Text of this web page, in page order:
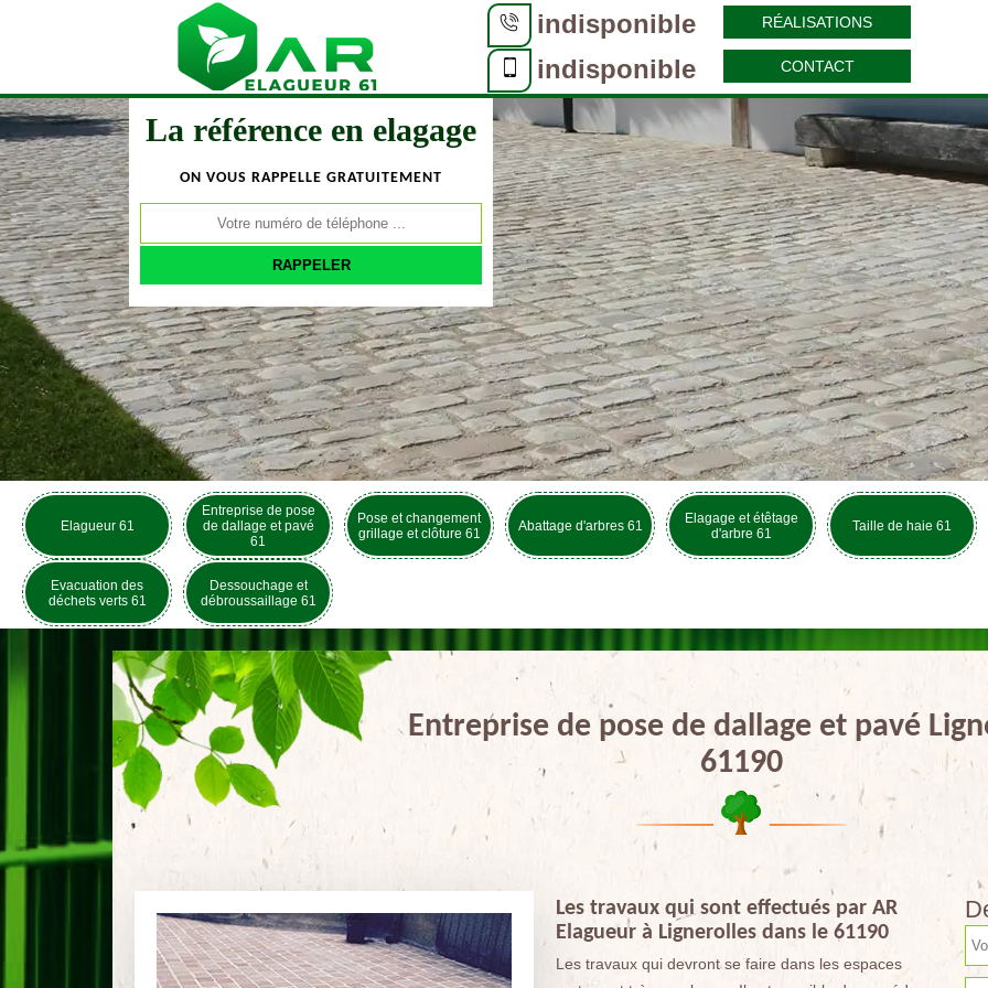
indisponible
indisponible
RÉALISATIONS
CONTACT
La référence en elagage
ON VOUS RAPPELLE GRATUITEMENT
Elagueur 61
Entreprise de pose
de dallage et pavé
61
Pose et changement
grillage et clôture 61
Abattage d'arbres 61
Elagage et étêtage
d'arbre 61
Taille de haie 61
Evacuation des
déchets verts 61
Dessouchage et
débroussaillage 61
Entreprise de pose de dallage et pavé
61190
Les travaux qui sont effectués par AR
Elagueur à Lignerolles dans le 61190
Les travaux qui devront se faire dans les espaces